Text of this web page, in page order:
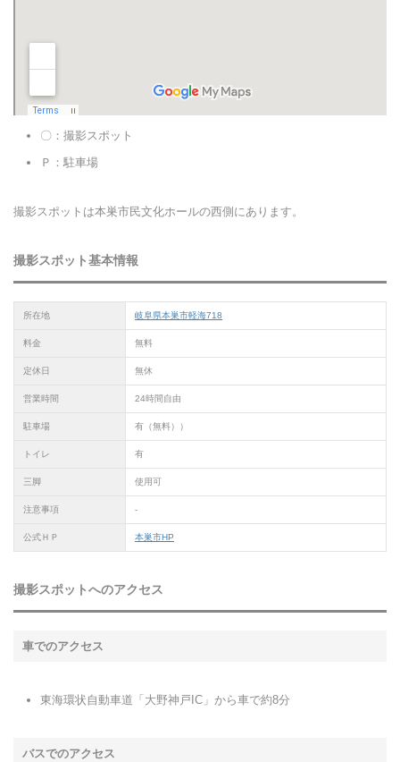
〇：撮影スポット
Ｐ：駐車場
撮影スポットは本巣市民文化ホールの西側にあります。
撮影スポット基本情報
所在地 岐阜県本巣市軽海718
料金 無料
定休日 無休
営業時間 24時間自由
駐車場 有（無料））
トイレ 有
三脚 使用可
注意事項 -
公式ＨＰ 本巣市HP
撮影スポットへのアクセス
車でのアクセス
東海環状自動車道「大野神戸IC」から車で約8分
バスでのアクセス